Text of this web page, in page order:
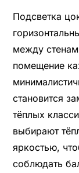
Подсветка
между
помещение
становится
тёплых
выбирают
яркостью,
соблюдать